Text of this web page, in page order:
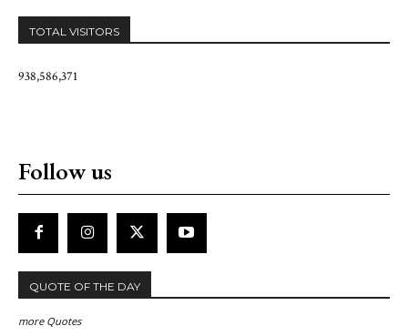
TOTAL VISITORS
938,586,371
Follow us
QUOTE OF THE DAY
more Quotes